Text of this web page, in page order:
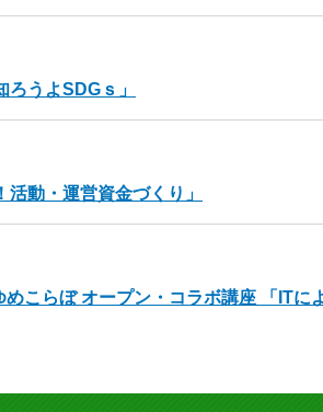
うよSDGｓ」
動・運営資金づくり」
こらぼ オープン・コラボ講座 「ITに